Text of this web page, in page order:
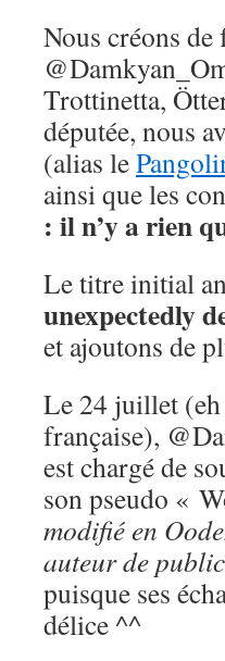
Nous créons
Trottinetta,
députée, nous
(alias le
ainsi que les
: il n’y a rien
Le titre initial
unexpectedly
et ajoutons de
Le 24 juillet (eh
française),
est chargé de
son pseudo «
modifié en
auteur de
puisque ses
délice ^^